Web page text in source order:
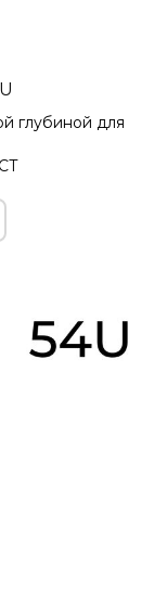
глубиной для